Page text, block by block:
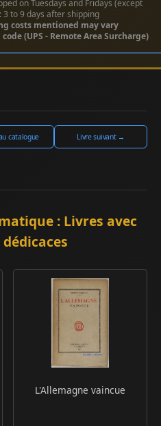
on Tuesdays and Fridays (except
3 to 9 days after shipping
costs mentioned may vary
(UPS - Remote Area Surcharge)
catalogue Livre suivant →
: Livres avec
L'Allemagne vaincue